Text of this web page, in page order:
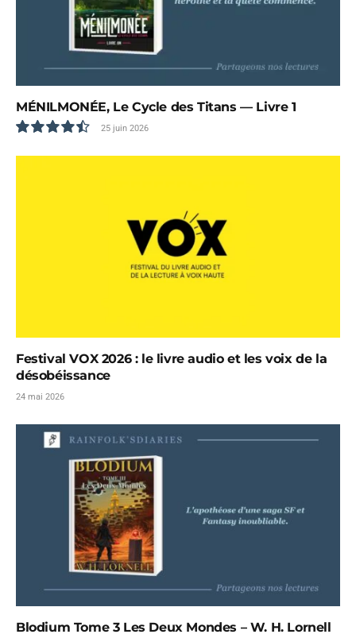
MÉNILMONÉE, Le Cycle des Titans — Livre 1
9.0
25 juin 2026
Festival VOX 2026 : le livre audio et les voix de la
désobéissance
24 mai 2026
Blodium Tome 3 Les Deux Mondes – W. H. Lornell